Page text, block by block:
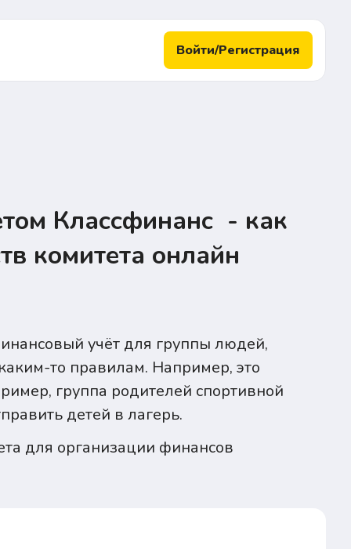
Войти/Регистрация
Классфинанс - как
комитета онлайн
учёт для группы людей,
то правилам. Например, это
группа родителей спортивной
детей в лагерь.
для организации финансов